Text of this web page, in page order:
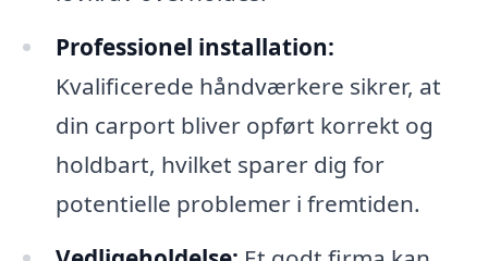
Professionel installation:
Kvalificerede håndværkere sikrer, at
din carport bliver opført korrekt og
holdbart, hvilket sparer dig for
potentielle problemer i fremtiden.